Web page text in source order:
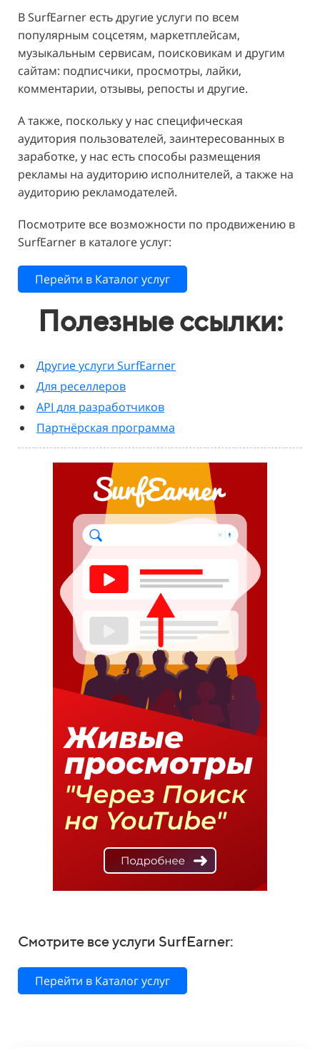
В SurfEarner есть другие услуги по всем
популярным соцсетям, маркетплейсам,
музыкальным сервисам, поисковикам и другим
сайтам: подписчики, просмотры, лайки,
комментарии, отзывы, репосты и другие.
А также, поскольку у нас специфическая
аудитория пользователей, заинтересованных в
заработке, у нас есть способы размещения
рекламы на аудиторию исполнителей, а также на
аудиторию рекламодателей.
Посмотрите все возможности по продвижению в
SurfEarner в каталоге услуг:
Перейти в Каталог услуг
Полезные ссылки:
Другие услуги SurfEarner
Для реселлеров
API для разработчиков
Партнёрская программа
Смотрите все услуги SurfEarner:
Перейти в Каталог услуг